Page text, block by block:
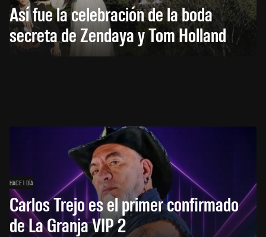
Así fue la celebración de la boda
secreta de Zendaya y Tom Holland
HACE 1 DÍA
Carlos Trejo es el primer confirmado
de La Granja VIP 2